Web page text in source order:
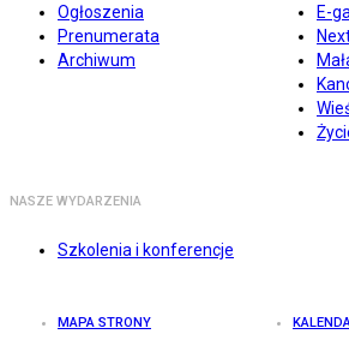
Ogłoszenia
Prenumerata
Archiwum
E-
NASZE WYDARZENIA
Szkolenia i konferencje
MAPA STRONY